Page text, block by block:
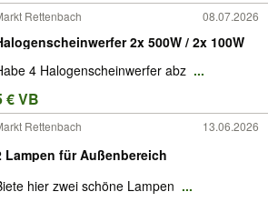
Rettenbach 08.07.2026
2x 500W / 2x 100W
4 Halogenscheinwerfer abz ...
€ VB
Rettenbach 13.06.2026
Lampen für Außenbereich
hier zwei schöne Lampen ...